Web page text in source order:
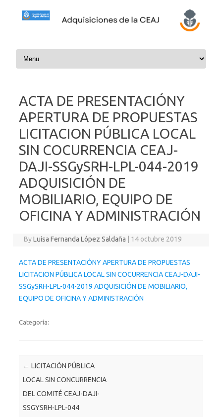
Skip to content
ACTA DE PRESENTACIÓNY
APERTURA DE PROPUESTAS
LICITACION PÚBLICA LOCAL
SIN COCURRENCIA CEAJ-
DAJI-SSGySRH-LPL-044-2019
ADQUISICIÓN DE
MOBILIARIO, EQUIPO DE
OFICINA Y ADMINISTRACIÓN
ByLuisa Fernanda López Saldaña 14 octubre 2019
ACTA DE PRESENTACIÓNY APERTURA DE PROPUESTAS
LICITACION PÚBLICA LOCAL SIN COCURRENCIA CEAJ-DAJI-
SSGySRH-LPL-044-2019 ADQUISICIÓN DE MOBILIARIO,
EQUIPO DE OFICINA Y ADMINISTRACIÓN
Categoría:
Post navigation
← LICITACIÓN PÚBLICA
LOCAL SIN CONCURRENCIA
DEL COMITÉ CEAJ-DAJI-
SSGYSRH-LPL-044